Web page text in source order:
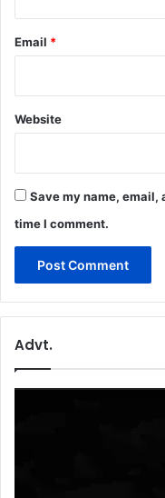
Email *
Website
Save my name, email,
time I comment.
Advt.